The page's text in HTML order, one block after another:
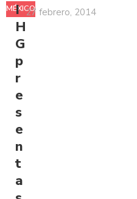
MÉXICO
I
H
G
p
r
e
s
e
n
t
a
27 febrero, 2014